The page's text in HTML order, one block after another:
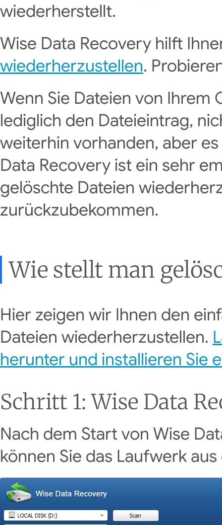
wiederherstellt.
Wise Data Recovery hilft
wiederherzustellen.
Wenn Sie Dateien von
lediglich den Dateieintrag,
weiterhin vorhanden, aber
Data Recovery ist ein sehr
gelöschte Dateien
zurückzubekommen.
Wie stellt man
Hier zeigen wir Ihnen den
Dateien wiederherzustellen.
herunter und installieren Sie
Schritt 1: Wise Data
Nach dem Start von Wise
können Sie das Laufwerk